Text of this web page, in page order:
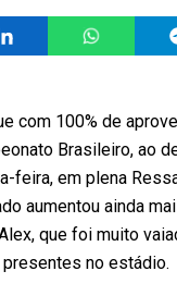
com 100% de
Brasileiro, ao
feira, em plena
aumentou ainda
que foi muito
no estádio.